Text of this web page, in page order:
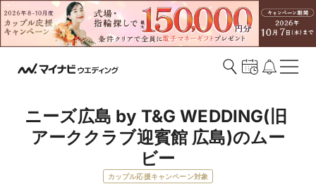
ニーズ広島 by T&G WEDDING(旧
アーククラブ迎賓館 広島)のムー
ビー
カップル応援キャンペーン対象